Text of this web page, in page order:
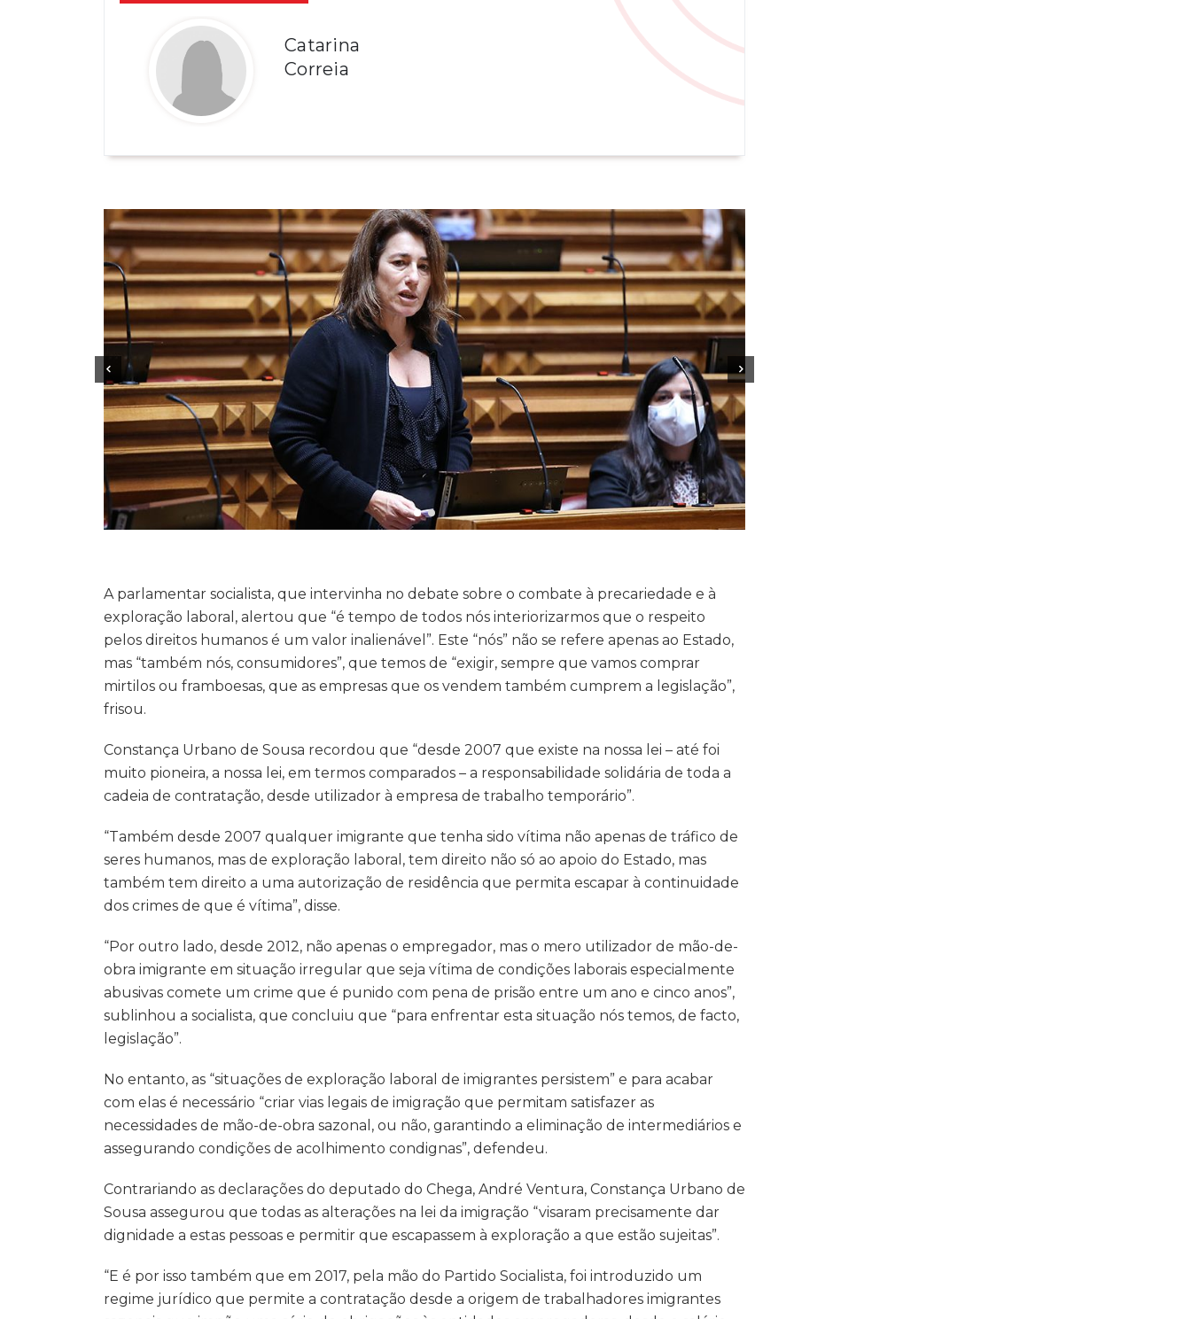
Catarina
Correia
A parlamentar socialista, que intervinha no debate sobre o combate à precariedade e à
exploração laboral, alertou que “é tempo de todos nós interiorizarmos que o respeito
pelos direitos humanos é um valor inalienável”. Este “nós” não se refere apenas ao Estado,
mas “também nós, consumidores”, que temos de “exigir, sempre que vamos comprar
mirtilos ou framboesas, que as empresas que os vendem também cumprem a legislação”,
frisou.
Constança Urbano de Sousa recordou que “desde 2007 que existe na nossa lei – até foi
muito pioneira, a nossa lei, em termos comparados – a responsabilidade solidária de toda a
cadeia de contratação, desde utilizador à empresa de trabalho temporário”.
“Também desde 2007 qualquer imigrante que tenha sido vítima não apenas de tráfico de
seres humanos, mas de exploração laboral, tem direito não só ao apoio do Estado, mas
também tem direito a uma autorização de residência que permita escapar à continuidade
dos crimes de que é vítima”, disse.
“Por outro lado, desde 2012, não apenas o empregador, mas o mero utilizador de mão-de-
obra imigrante em situação irregular que seja vítima de condições laborais especialmente
abusivas comete um crime que é punido com pena de prisão entre um ano e cinco anos”,
sublinhou a socialista, que concluiu que “para enfrentar esta situação nós temos, de facto,
legislação”.
No entanto, as “situações de exploração laboral de imigrantes persistem” e para acabar
com elas é necessário “criar vias legais de imigração que permitam satisfazer as
necessidades de mão-de-obra sazonal, ou não, garantindo a eliminação de intermediários e
assegurando condições de acolhimento condignas”, defendeu.
Contrariando as declarações do deputado do Chega, André Ventura, Constança Urbano de
Sousa assegurou que todas as alterações na lei da imigração “visaram precisamente dar
dignidade a estas pessoas e permitir que escapassem à exploração a que estão sujeitas”.
“E é por isso também que em 2017, pela mão do Partido Socialista, foi introduzido um
regime jurídico que permite a contratação desde a origem de trabalhadores imigrantes